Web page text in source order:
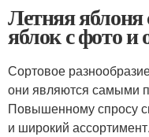
Летняя яблоня
яблок с фото
Сортовое
они являются самыми
Повышенному спросу
и широкий ассортимент.